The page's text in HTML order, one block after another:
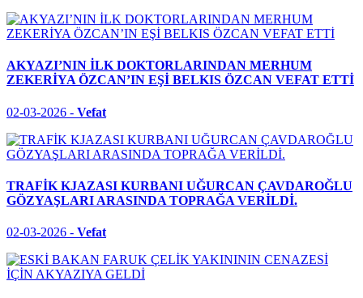
AKYAZI’NIN İLK DOKTORLARINDAN MERHUM
ZEKERİYA ÖZCAN’IN EŞİ BELKIS ÖZCAN VEFAT ETTİ
02-03-2026 - Vefat
TRAFİK KJAZASI KURBANI UĞURCAN ÇAVDAROĞLU
GÖZYAŞLARI ARASINDA TOPRAĞA VERİLDİ.
02-03-2026 - Vefat